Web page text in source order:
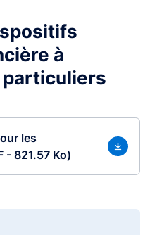
à
les
- 821.57 Ko)